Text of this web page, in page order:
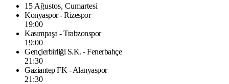
15 Ağustos, Cumartesi
Konyaspor - Rizespor
19:00
Kasımpaşa - Trabzonspor
19:00
Gençlerbirliği S.K. - Fenerbahçe
21:30
Gaziantep FK - Alanyaspor
21:30